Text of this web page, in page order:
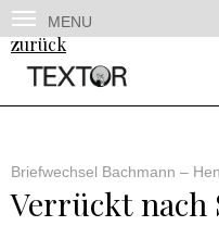
MENU
zurück
Briefwechsel Bachmann –
Verrückt nach